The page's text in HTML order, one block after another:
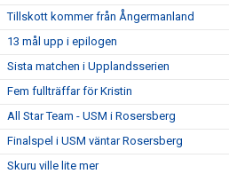
Tillskott kommer från Ångermanland
13 mål upp i epilogen
Sista matchen i Upplandsserien
Fem fullträffar för Kristin
All Star Team - USM i Rosersberg
Finalspel i USM väntar Rosersberg
Skuru ville lite mer